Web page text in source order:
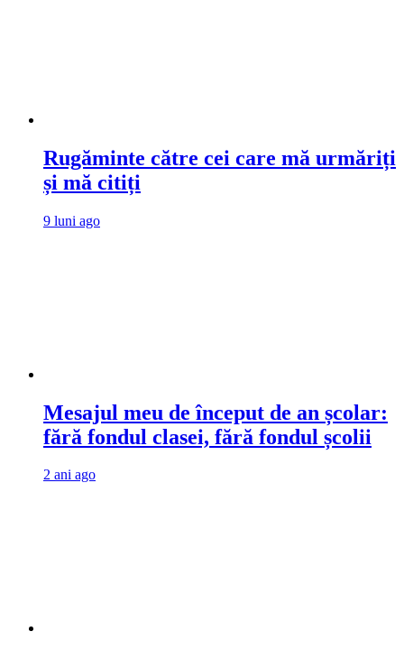
Rugăminte către cei care mă urmăriți
și mă citiți
9 luni ago
Mesajul meu de început de an școlar:
fără fondul clasei, fără fondul școlii
2 ani ago